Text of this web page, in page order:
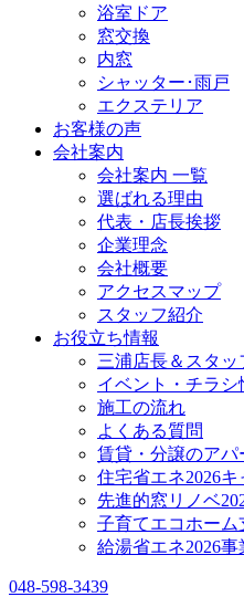
浴室ドア
窓交換
内窓
シャッター･雨戸
エクステリア
お客様の声
会社案内
会社案内 一覧
選ばれる理由
代表・店長挨拶
企業理念
会社概要
アクセスマップ
スタッフ紹介
お役立ち情報
三浦店長＆スタ
イベント・チラシ
施工の流れ
よくある質問
賃貸・分譲のア
住宅省エネ2026
先進的窓リノベ
子育てエコホーム
給湯省エネ2026事
048-598-3439